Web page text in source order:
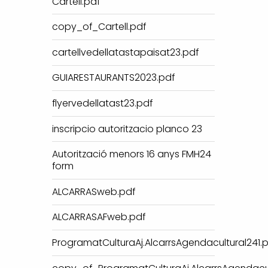
copy_of_Cartell.pdf
cartellvedellatastapaisat23.pdf
GUIARESTAURANTS2023.pdf
flyervedellatast23.pdf
inscripcio autoritzacio planco 23
Autorització menors 16 anys FMH24
form
ALCARRASweb.pdf
ALCARRASAFweb.pdf